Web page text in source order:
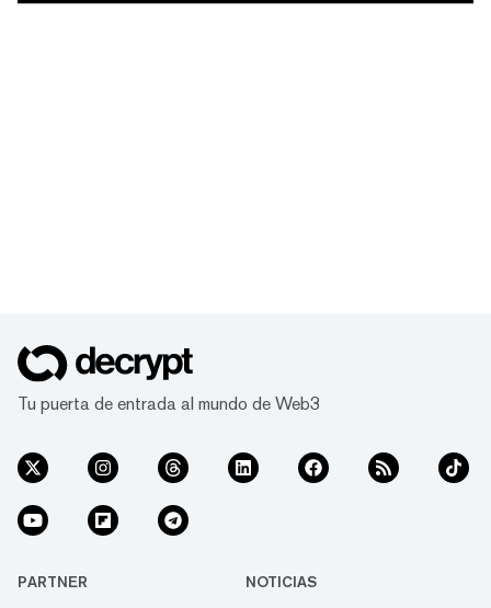
Tu puerta de entrada al mundo de Web3
PARTNER NOTICIAS